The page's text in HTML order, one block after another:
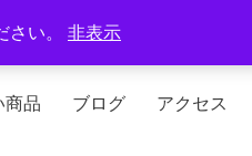
さい。 非表示
休日：火曜日、水曜日
商品 ブログ アクセス